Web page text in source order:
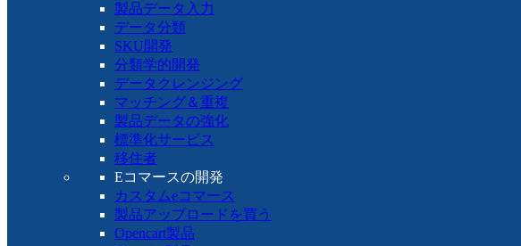
製品データ入力
データ分類
SKU開発
分類学的開発
データクレンジング
マッチング＆重複
製品データの強化
標準化サービス
移住者
Eコマースの開発
カスタムeコマース
製品アップロードを買う
Opencart製品